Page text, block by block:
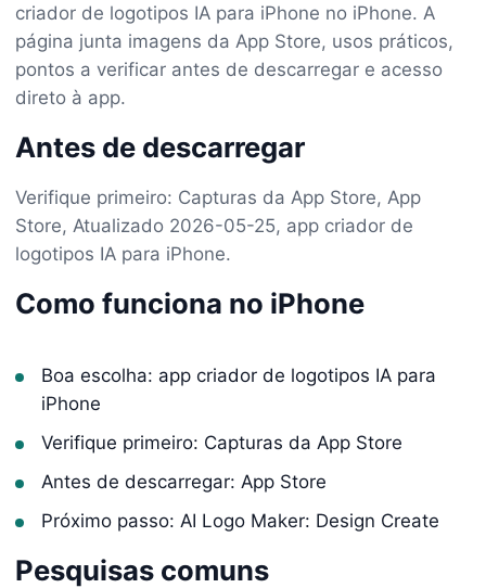
criador de logotipos IA para iPhone no iPhone. A
página junta imagens da App Store, usos práticos,
pontos a verificar antes de descarregar e acesso
direto à app.
Antes de descarregar
Verifique primeiro: Capturas da App Store, App
Store, Atualizado 2026-05-25, app criador de
logotipos IA para iPhone.
Como funciona no iPhone
Boa escolha: app criador de logotipos IA para
iPhone
Verifique primeiro: Capturas da App Store
Antes de descarregar: App Store
Próximo passo: AI Logo Maker: Design Create
Pesquisas comuns